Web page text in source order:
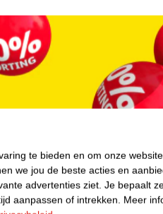
te bieden en om onze website
we jou de beste acties en
advertenties ziet. Je bepaalt
aanpassen of intrekken. Meer